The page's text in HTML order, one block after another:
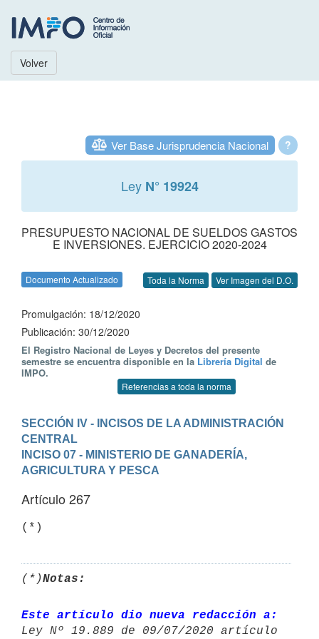
Volver
?
Ver Base Jurisprudencia Nacional
Ley N° 19924
PRESUPUESTO NACIONAL DE SUELDOS GASTOS
E INVERSIONES. EJERCICIO 2020-2024
Documento Actualizado Toda la Norma Ver Imagen del D.O.
Promulgación: 18/12/2020
Publicación: 30/12/2020
El Registro Nacional de Leyes y Decretos del presente
semestre se encuentra disponible en la Librería Digital de
IMPO.
Referencias a toda la norma
SECCIÓN IV - INCISOS DE LA ADMINISTRACIÓN
CENTRAL
INCISO 07 - MINISTERIO DE GANADERÍA,
AGRICULTURA Y PESCA
Artículo 267
(*)
(*)Notas:
Este artículo dio nueva redacción a: